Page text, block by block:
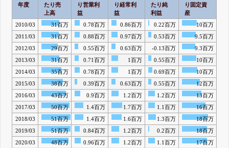
年度
たり売
上高
り営業利
益
り経常利
益
たり純
利益
り固定資
産
2010/03
31百万 0.78百万 0.86百万 0.22百万
10百万
2011/03
31百万 0.88百万 0.97百万 0.53百万
9.5百万
2012/03
29百万 0.55百万 0.63百万 -0.13百万
9.3百万
2013/03
31百万 0.71百万 1百万 0.55百万
10百万
2014/03
35百万 0.78百万 1百万 0.69百万
10百万
2015/03
38百万 0.39百万 0.63百万 0.55百万
12百万
2016/03
43百万 0.9百万 1.2百万 1.2百万
13百万
2017/03
50百万 1.4百万 1.7百万 1.1百万
16百万
2018/03
51百万 1.4百万 1.6百万 1.3百万
18百万
2019/03
51百万 0.84百万 1.2百万 0.2百万
18百万
2020/03
48百万 0.96百万 1.2百万 1.1百万
17百万